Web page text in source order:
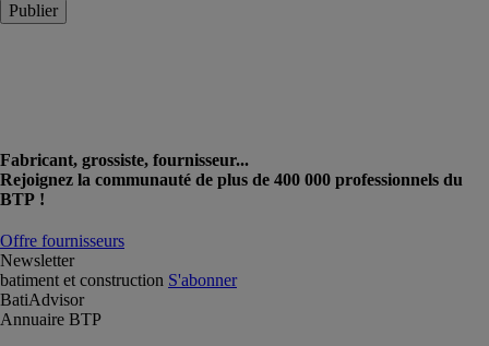
Publier
Fabricant, grossiste, fournisseur...
Rejoignez la communauté de plus de 400 000 professionnels du
BTP !
Offre fournisseurs
Newsletter
batiment et construction S'abonner
BatiAdvisor
Annuaire BTP